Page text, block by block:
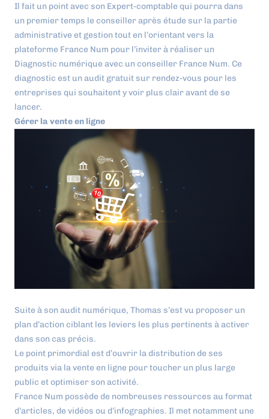
Il fait un point avec son Expert-comptable qui pourra dans
un premier temps le conseiller après étude sur la partie
administrative et gestion tout en l’orientant vers la
plateforme France Num pour l’inviter à réaliser un
Diagnostic numérique avec un conseiller France Num. Ce
diagnostic est un audit gratuit sur rendez-vous pour les
entreprises qui souhaitent y voir plus clair avant de se
lancer.
Gérer la vente en ligne
Suite à son audit numérique, Thomas s’est vu proposer un
plan d’action ciblant les leviers les plus pertinents à activer
dans son cas précis.
Le point primordial est d’ouvrir la distribution de ses
produits via la vente en ligne pour toucher un plus large
public et optimiser son activité.
France Num possède de nombreuses ressources au format
d’articles, de vidéos ou d’infographies. Il met notamment une